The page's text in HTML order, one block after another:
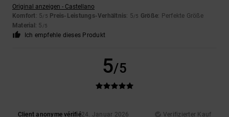
Original anzeigen - Castellano
Komfort: 5/5 Preis-Leistungs-Verhältnis: 5/5 Größe: Perfekte Größe
Material : 5 /5
Ich empfehle dieses Produkt
5/5
Client anonyme vérifié24. Januar 2026
Verifizierter Kauf